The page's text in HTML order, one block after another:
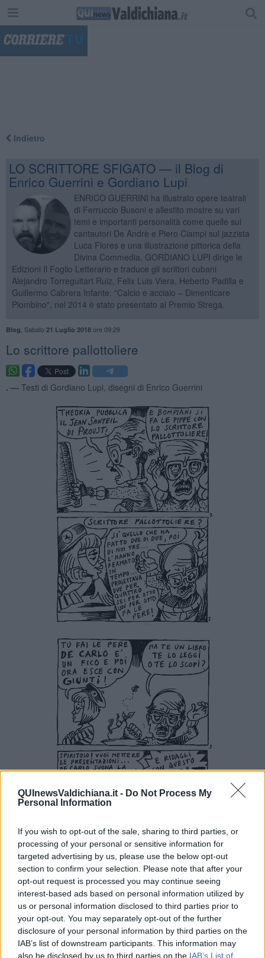
QUInewsValdichiana.it - Do Not Process My
Personal Information
If you wish to opt-out of the sale, sharing to third parties, or
processing of your personal or sensitive information for
targeted advertising by us, please use the below opt-out
section to confirm your selection. Please note that after your
opt-out request is processed you may continue seeing
interest-based ads based on personal information utilized by
us or personal information disclosed to third parties prior to
your opt-out. You may separately opt-out of the further
disclosure of your personal information by third parties on the
IAB’s list of downstream participants. This information may
also be disclosed by us to third parties on the IAB’s List of
Indietro
LO SCRITTORE SFIGATO — il Blog di
Enrico Guerrini e Gordiano Lupi
ENRICO GUERRINI ha illustrato opere teatrali
di Ferruccio Busoni e allestito mostre su vari
temi e importanti personalità come quelle sui
cantautori De Andrè e Piero Ciampi sul jazzista
Luca Flores e una illustrazione pittorica della
Divina Commedia. GORDIANO LUPI dirige le
Edizioni Il Foglio Letterario e traduce gli scrittori cubani
Alejandro Torreguitart Ruiz, Felix Luis Viera, Heberto Padilla e
Guillermo Cabrera Infante. "Calcio e acciaio – Dimenticare
Piombino", nel 2014 è stato presentato al Premio Strega.
Blog Sabato 21 Luglio 2018ore 09:29
Lo scrittore pallottoliere
. — Testi di Gordiano Lupi, disegni di Enrico Guerrini